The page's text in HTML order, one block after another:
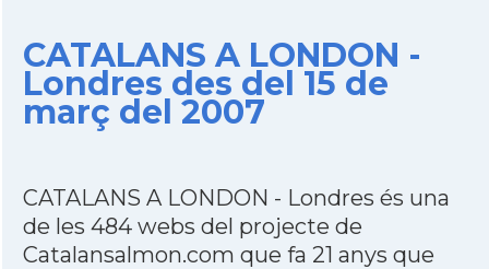
CATALANS A LONDON -
Londres des del 15 de
març del 2007
CATALANS A LONDON - Londres és una
de les 484 webs del projecte de
Catalansalmon.com que fa 21 anys que